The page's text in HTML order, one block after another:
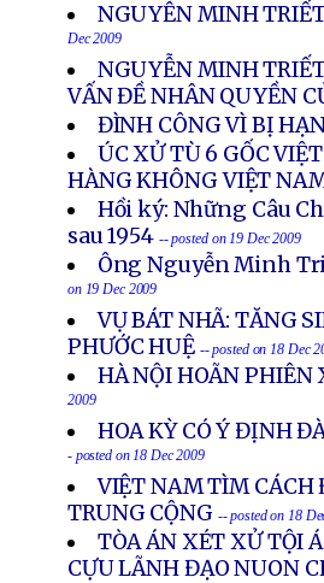
NGUYỄN MINH
Dec 2009
NGUYỄN MINH
VẤN ĐỀ NHÂN QUYỀN
ĐÌNH CÔNG VÌ BỊ
ÚC XỬ TÙ 6 GỐC
HÀNG KHÔNG VIỆT
Hồi ký: Những Câu
sau 1954 -- posted on 19 Dec 2009
Ông Nguyễn Minh
on 19 Dec 2009
VỤ BÁT NHÃ: TĂNG
PHƯỚC HUỆ -- posted on 18 Dec
HÀ NỘI HOÃN PHIÊN
2009
HOA KỲ CÓ Ý ĐỊNH
- posted on 18 Dec 2009
VIỆT NAM TÌM CÁCH
TRUNG CỘNG -- posted on 18
TÒA ÁN XÉT XỬ TỘI
CỰU LÃNH ĐẠO NUON